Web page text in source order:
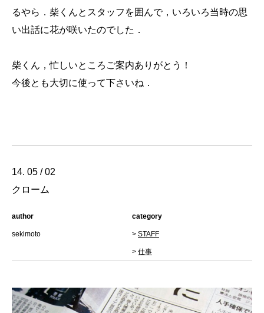
るやら．柴くんとスタッフを囲んで，いろいろ当時の思
い出話に花が咲いたのでした．
柴くん，忙しいところご案内ありがとう！
今後とも大切に使って下さいね．
14. 05 / 02
クローム
author
sekimoto
category
> STAFF
> 仕事